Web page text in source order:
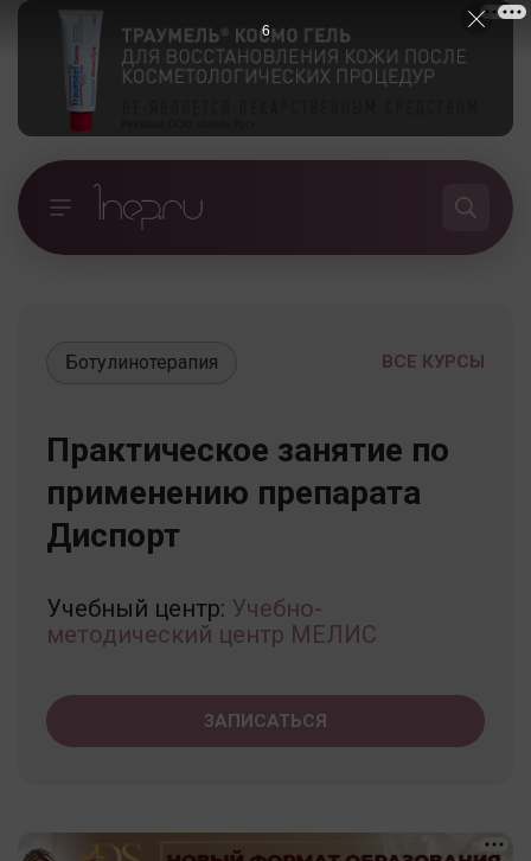
ВСЕ КУРСЫ
Ботулинотерапия
Практическое занятие по
применению препарата
Диспорт
Учебный центр: Учебно-
методический центр МЕЛИС
ЗАПИСАТЬСЯ
5